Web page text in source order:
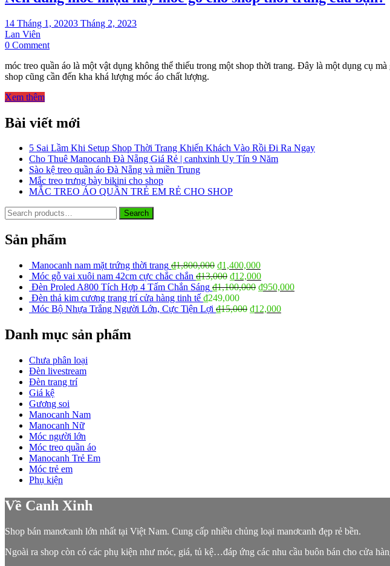
14 Tháng 1, 20203 Tháng 2, 2023
Lan Viên
0 Commenton
dùng
móc
gỗ
shop
thời
trang
của
bạn?
móc treo quần áo là một vật dụng không thể thiếu trong một shop thời trang. Đây là một dụng cụ
shop cũng cần đến kha khá lượng móc áo chất lượng.
Xem thêm
Bài viết mới
5 Sai Lầm Khi Setup Shop Thời Trang Khiến Khách Vào Rồi Đi Ra Ngay
Cho Thuê Manocanh Đà Nẵng Giá Rẻ | canhxinh Uy Tín 9 Năm
Sào kệ treo quần áo Đà Nẵng và miền Trung
Mắc treo trưng bày bikini cho shop
MẮC TREO ÁO QUẦN TRẺ EM RẺ CHO SHOP
Search
for:
Search
Sản phẩm
Manocanh nam mặt trứng thời trang ₫1,800,000 ₫1,400,000
Móc gỗ vai xuôi nam 42cm cực chắc chắn ₫13,000 ₫12,000
Đèn Proled A800 Tích Hợp 4 Tấm Chắn Sáng ₫1,100,000 ₫950,000
Đèn thả kim cương trang trí cửa hàng tinh tế ₫249,000
Móc Bộ Nhựa Trắng Người Lớn, Cực Tiện Lợi ₫15,000 ₫12,000
Danh mục sản phẩm
Chưa phân loại
Đèn livestream
Đèn trang trí
Giá kệ
Gương soi
Manocanh Nam
Manocanh Nữ
Móc người lớn
Móc treo quần áo
Manocanh Trẻ Em
Móc trẻ em
Phụ kiện
Về Canh Xinh
Shop bán manơcanh lớn nhất tại Việt Nam. Cung cấp nhiều chủng loại manơcanh đẹp rẻ bền.
Ngoài ra shop còn có các phụ kiện như móc, giá, tủ kệ…đáp ứng các nhu cầu buôn bán cho cửa